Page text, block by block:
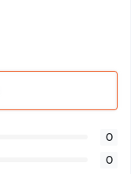
0
0